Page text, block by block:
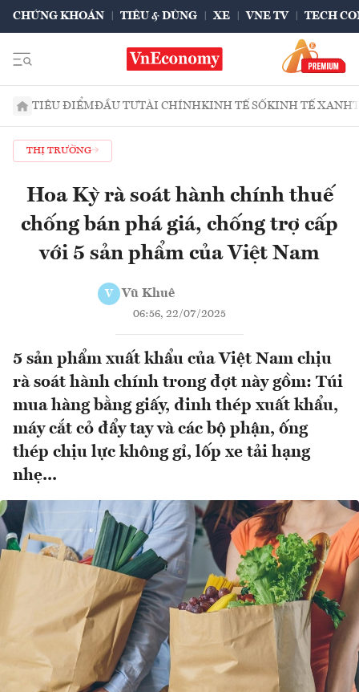
CHỨNG KHOÁN TIÊU & DÙNG XE VNE TV TECH
TIÊU ĐIỂMĐẦU TƯTÀI CHÍNHKINH TẾ SỐKINH TẾ XANH
THỊ TRƯỜNG
Hoa Kỳ rà soát hành chính thuế
chống bán phá giá, chống trợ cấp
với 5 sản phẩm của Việt Nam
V Vũ Khuê
06:56, 22/07/2025
5 sản phẩm xuất khẩu của Việt Nam chịu
rà soát hành chính trong đợt này gồm: Túi
mua hàng bằng giấy, đinh thép xuất khẩu,
máy cắt cỏ đẩy tay và các bộ phận, ống
thép chịu lực không gỉ, lốp xe tải hạng
nhẹ...